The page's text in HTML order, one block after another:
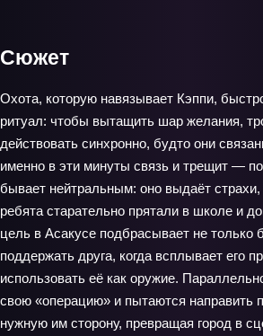
Сюжет
Охота, которую навязывает Кэппи,
ритуал: чтобы вытащить шар желания,
действовать синхронно, будто они
именно в эти минуты связь и трещит —
бывает нейтральным: оно выдаёт страхи,
ребята старательно прятали в школе и
цель в Асакусе подбрасывает не только
поддержать друга, когда всплывает его
использовать её как оружие.
свою «операцию» и пытаются направить
нужную им сторону, превращая город в